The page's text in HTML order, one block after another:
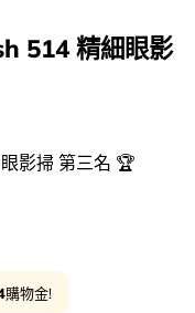
514 精細眼影
影掃 第三名 🏆
購物金!